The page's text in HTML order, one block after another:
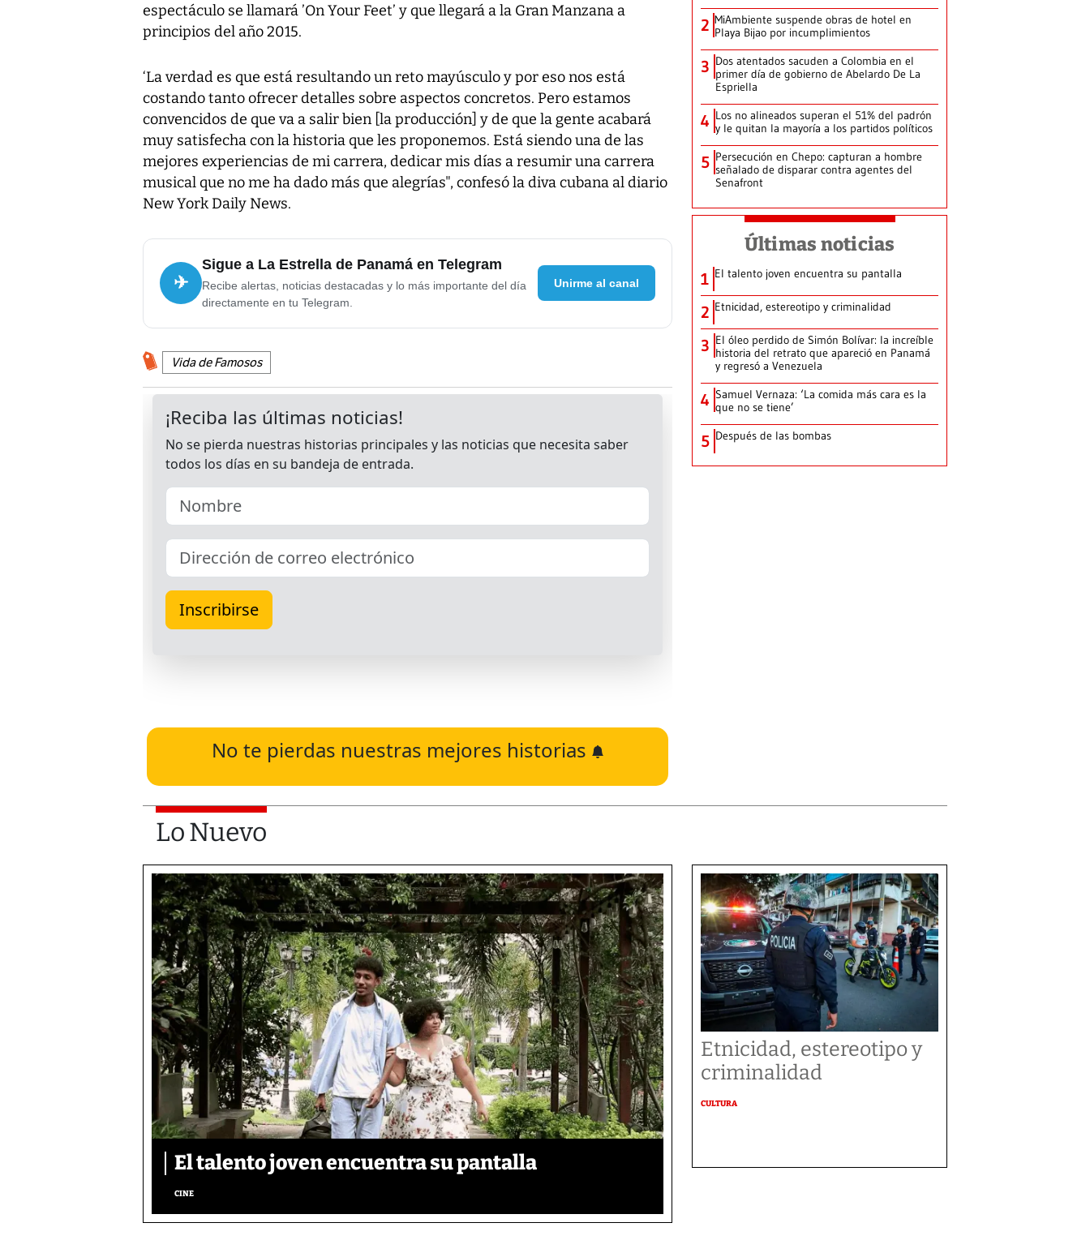
espectáculo se llamará ’On Your Feet’ y que llegará a la Gran Manzana a
principios del año 2015.
‘La verdad es que está resultando un reto mayúsculo y por eso nos está
costando tanto ofrecer detalles sobre aspectos concretos. Pero estamos
convencidos de que va a salir bien [la producción] y de que la gente acabará
muy satisfecha con la historia que les proponemos. Está siendo una de las
mejores experiencias de mi carrera, dedicar mis días a resumir una carrera
musical que no me ha dado más que alegrías", confesó la diva cubana al diario
New York Daily News.
✈
Sigue a La Estrella de Panamá en Telegram
Recibe alertas, noticias destacadas y lo más importante del día
directamente en tu Telegram.
Unirme al canal
Vida de Famosos
No te pierdas nuestras mejores historias
2 MiAmbiente suspende obras de hotel en
Playa Bijao por incumplimientos
3 Dos atentados sacuden a Colombia en el
primer día de gobierno de Abelardo De La
Espriella
4 Los no alineados superan el 51% del padrón
y le quitan la mayoría a los partidos políticos
5 Persecución en Chepo: capturan a hombre
señalado de disparar contra agentes del
Senafront
Últimas noticias
1 El talento joven encuentra su pantalla​
2 Etnicidad, estereotipo y criminalidad
3 El óleo perdido de Simón Bolívar: la increíble
historia del retrato que apareció en Panamá
y regresó a Venezuela
4 Samuel Vernaza: ‘La comida más cara es la
que no se tiene’
5 Después de las bombas
Lo Nuevo
El talento joven encuentra su pantalla​
CINE
Etnicidad, estereotipo y
criminalidad
CULTURA